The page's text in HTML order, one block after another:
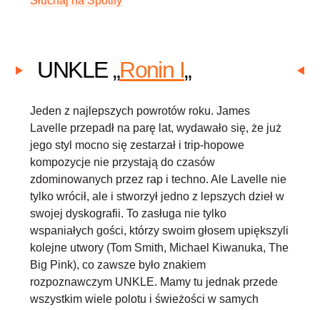
UNKLE „Ronin I„
Jeden z najlepszych powrotów roku. James
Lavelle przepadł na parę lat, wydawało się, że już
jego styl mocno się zestarzał i trip-hopowe
kompozycje nie przystają do czasów
zdominowanych przez rap i techno. Ale Lavelle nie
tylko wrócił, ale i stworzył jedno z lepszych dzieł w
swojej dyskografii. To zasługa nie tylko
wspaniałych gości, którzy swoim głosem upiększyli
kolejne utwory (Tom Smith, Michael Kiwanuka, The
Big Pink), co zawsze było znakiem
rozpoznawczym UNKLE. Mamy tu jednak przede
wszystkim wiele polotu i świeżości w samych